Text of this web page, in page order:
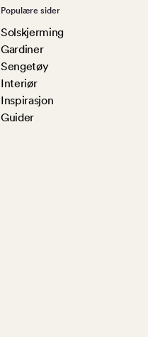
Populære sider
Solskjerming
Gardiner
Sengetøy
Interiør
Inspirasjon
Guider